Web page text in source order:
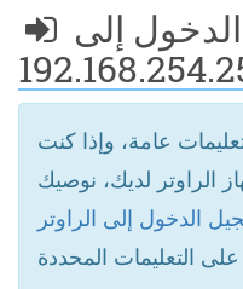
عامة، وإذا كنت
الراوتر لديك، نوصيك
الدخول إلى الراوتر